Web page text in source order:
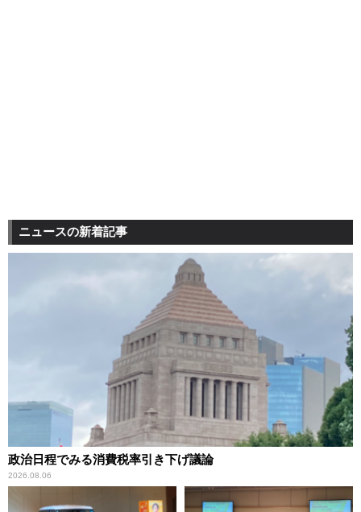
ニュースの新着記事
政治日程でみる消費税率引き下げ議論
2026.08.06